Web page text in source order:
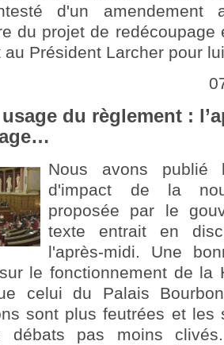
d'un amendement
du projet de redécoupage
au Président Larcher pour
du règlement :
Nous avons publié
d'impact de la
proposée par le
texte entrait en
l'après-midi. Une
le fonctionnement de la
celui du Palais
sont plus feutrées et les
débats pas moins